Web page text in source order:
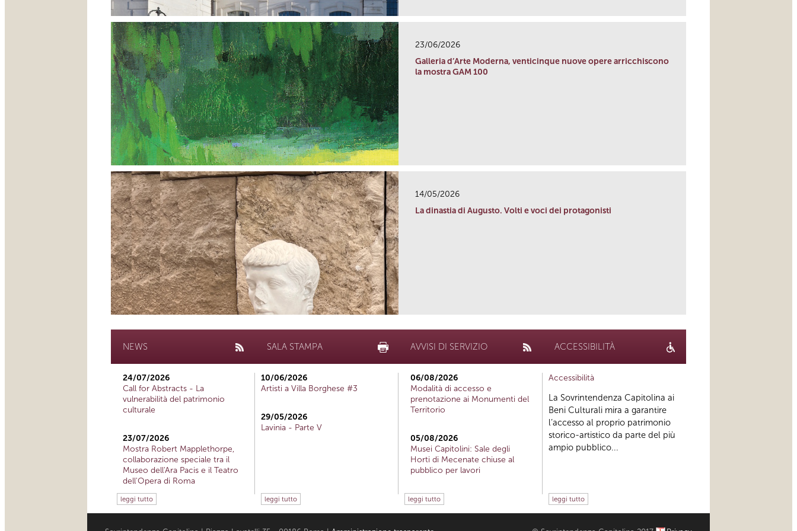
23/06/2026
Galleria d’Arte Moderna, venticinque nuove opere arricchiscono
la mostra GAM 100
14/05/2026
La dinastia di Augusto. Volti e voci dei protagonisti
NEWS
24/07/2026
Call for Abstracts - La
vulnerabilità del patrimonio
culturale
23/07/2026
Mostra Robert Mapplethorpe,
collaborazione speciale tra il
Museo dell'Ara Pacis e il Teatro
dell'Opera di Roma
leggi tutto
SALA STAMPA
10/06/2026
Artisti a Villa Borghese #3
29/05/2026
Lavinia - Parte V
leggi tutto
AVVISI DI SERVIZIO
06/08/2026
Modalità di accesso e
prenotazione ai Monumenti del
Territorio
05/08/2026
Musei Capitolini: Sale degli
Horti di Mecenate chiuse al
pubblico per lavori
leggi tutto
ACCESSIBILITÀ
Accessibilità
La Sovrintendenza Capitolina ai
Beni Culturali mira a garantire
l’accesso al proprio patrimonio
storico-artistico da parte del più
ampio pubblico...
leggi tutto